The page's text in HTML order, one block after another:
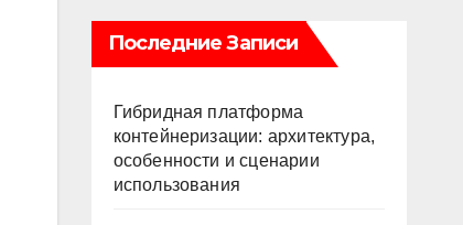
Последние Записи
Гибридная платформа
контейнеризации: архитектура,
особенности и сценарии
использования